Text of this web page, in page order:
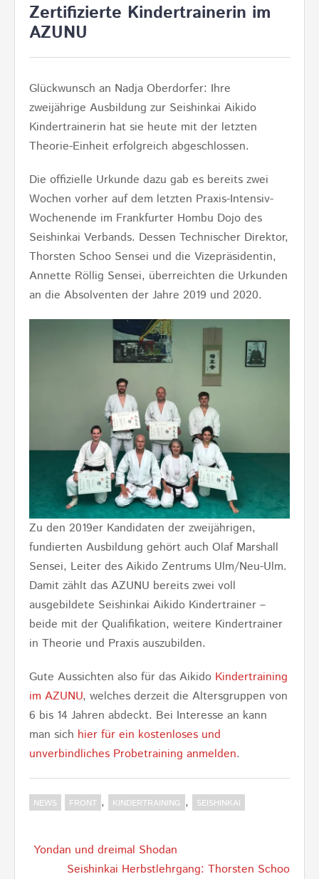
Zertifizierte Kindertrainerin im
AZUNU
Glückwunsch an Nadja Oberdorfer: Ihre
zweijährige Ausbildung zur Seishinkai Aikido
Kindertrainerin hat sie heute mit der letzten
Theorie-Einheit erfolgreich abgeschlossen.
Die offizielle Urkunde dazu gab es bereits zwei
Wochen vorher auf dem letzten Praxis-Intensiv-
Wochenende im Frankfurter Hombu Dojo des
Seishinkai Verbands. Dessen Technischer Direktor,
Thorsten Schoo Sensei und die Vizepräsidentin,
Annette Röllig Sensei, überreichten die Urkunden
an die Absolventen der Jahre 2019 und 2020.
Zu den 2019er Kandidaten der zweijährigen,
fundierten Ausbildung gehört auch Olaf Marshall
Sensei, Leiter des Aikido Zentrums Ulm/Neu-Ulm.
Damit zählt das AZUNU bereits zwei voll
ausgebildete Seishinkai Aikido Kindertrainer –
beide mit der Qualifikation, weitere Kindertrainer
in Theorie und Praxis auszubilden.
Gute Aussichten also für das Aikido Kindertraining
im AZUNU, welches derzeit die Altersgruppen von
6 bis 14 Jahren abdeckt. Bei Interesse an kann
man sich hier für ein kostenloses und
unverbindliches Probetraining anmelden.
NEWS FRONT , KINDERTRAINING , SEISHINKAI
Post
navigation
Yondan und dreimal Shodan
Seishinkai Herbstlehrgang: Thorsten Schoo